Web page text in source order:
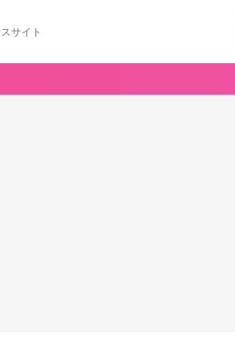
サイト